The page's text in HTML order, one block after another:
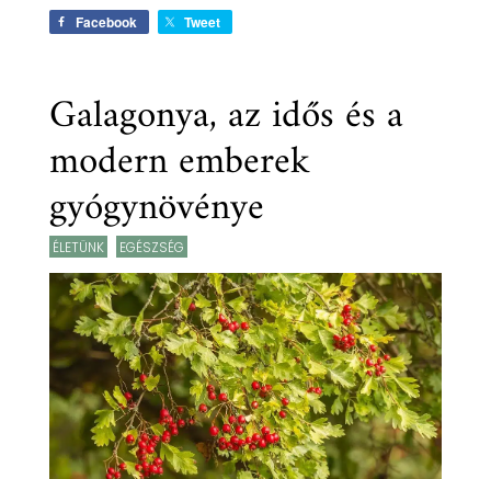
Facebook Tweet
Galagonya, az idős és a
modern emberek
gyógynövénye
ÉLETÜNK EGÉSZSÉG